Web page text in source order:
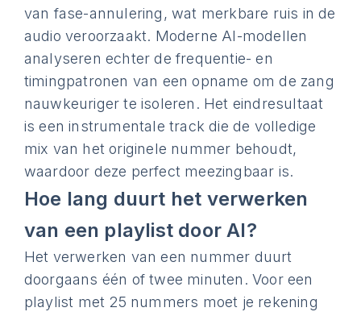
van fase-annulering, wat merkbare ruis in de
audio veroorzaakt. Moderne AI-modellen
analyseren echter de frequentie- en
timingpatronen van een opname om de zang
nauwkeuriger te isoleren. Het eindresultaat
is een instrumentale track die de volledige
mix van het originele nummer behoudt,
waardoor deze perfect meezingbaar is.
Hoe lang duurt het verwerken
van een playlist door AI?
Het verwerken van een nummer duurt
doorgaans één of twee minuten. Voor een
playlist met 25 nummers moet je rekening